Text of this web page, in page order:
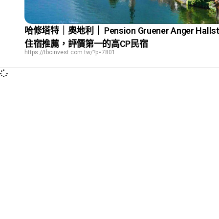
哈修塔特｜奧地利｜ Pension Gruener Anger
住宿推薦，評價第一的高CP民宿
https://tbcinvest.com.tw/?p=7801